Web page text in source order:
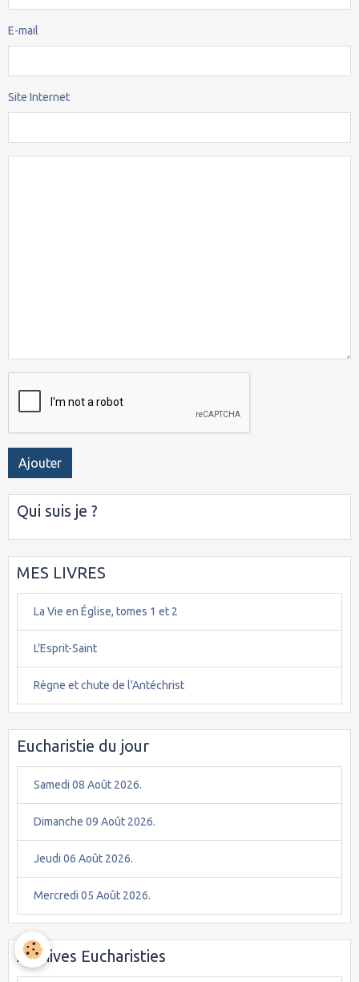
E-mail
Site Internet
Ajouter
Qui suis je ?
MES LIVRES
La Vie en Église, tomes 1 et 2
L'Esprit-Saint
Règne et chute de l'Antéchrist
Eucharistie du jour
Samedi 08 Août 2026.
Dimanche 09 Août 2026.
Jeudi 06 Août 2026.
Mercredi 05 Août 2026.
Archives Eucharisties